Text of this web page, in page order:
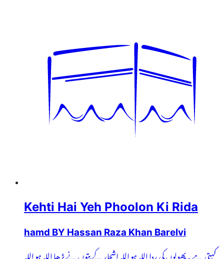
Kehti Hai Yeh Phoolon Ki Rida
hamd BY Hassan Raza Khan Barelvi